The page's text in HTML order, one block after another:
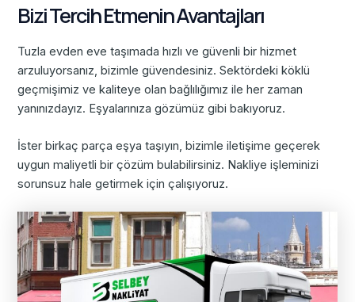
Bizi Tercih Etmenin Avantajları
Tuzla evden eve taşımada hızlı ve güvenli bir hizmet
arzuluyorsanız, bizimle güvendesiniz. Sektördeki köklü
geçmişimiz ve kaliteye olan bağlılığımız ile her zaman
yanınızdayız. Eşyalarınıza gözümüz gibi bakıyoruz.
İster birkaç parça eşya taşıyın, bizimle iletişime geçerek
uygun maliyetli bir çözüm bulabilirsiniz. Nakliye işleminizi
sorunsuz hale getirmek için çalışıyoruz.